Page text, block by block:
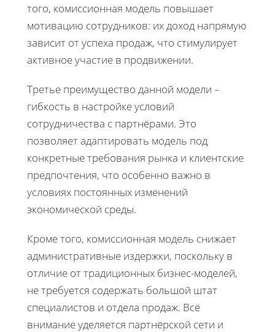
того, комиссионная модель повышает
мотивацию сотрудников: их доход напрямую
зависит от успеха продаж, что стимулирует
активное участие в продвижении.
Третье преимущество данной модели –
гибкость в настройке условий
сотрудничества с партнёрами. Это
позволяет адаптировать модель под
конкретные требования рынка и клиентские
предпочтения, что особенно важно в
условиях постоянных изменений
экономической среды.
Кроме того, комиссионная модель снижает
административные издержки, поскольку в
отличие от традиционных бизнес-моделей,
не требуется содержать большой штат
специалистов и отдела продаж. Всё
внимание уделяется партнёрской сети и